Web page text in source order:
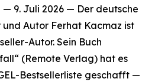
— 9. Juli 2026 — Der deutsche
und Autor Ferhat Kacmaz ist
Autor. Sein Buch
(Remote Verlag) hat es
Bestsellerliste geschafft —